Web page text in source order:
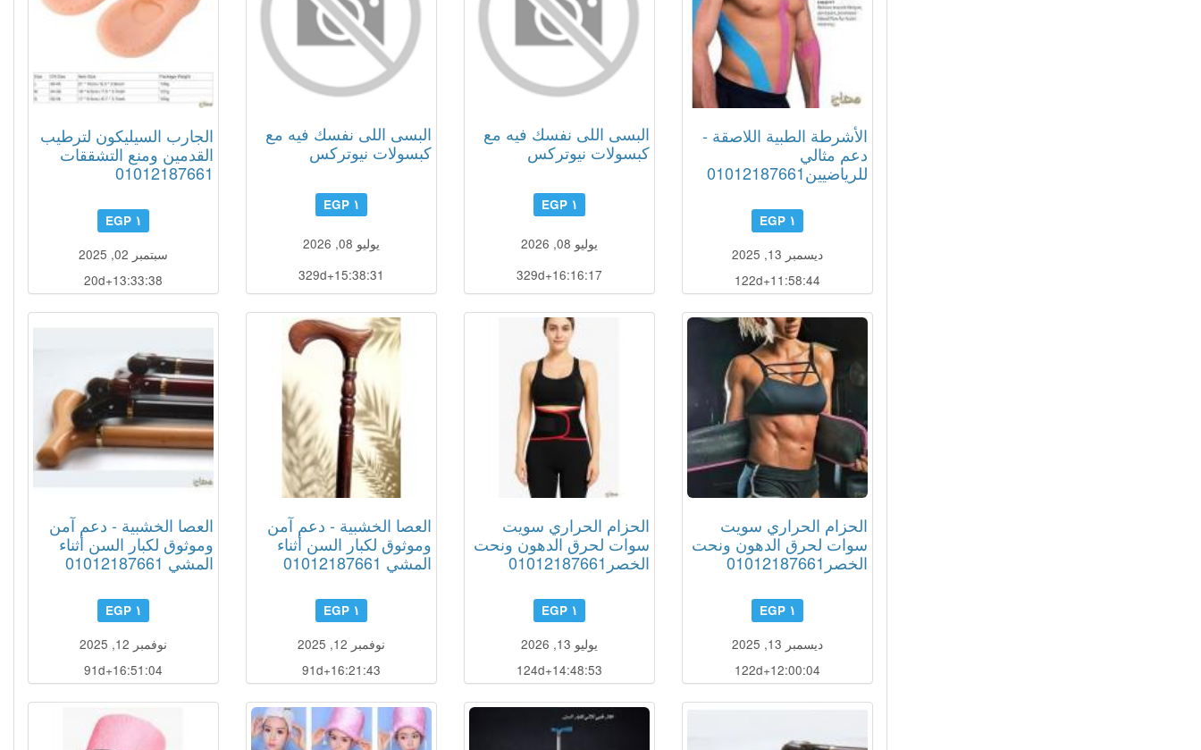
الأشرطة الطبية اللاصقة -
دعم مثالي
للرياضيين01012187661
١ EGP
ديسمبر 13, 2025
122d+11:58:43
البسى اللى نفسك فيه مع
كبسولات نيوتركس
١ EGP
يوليو 08, 2026
329d+16:16:16
البسى اللى نفسك فيه مع
كبسولات نيوتركس
١ EGP
يوليو 08, 2026
329d+15:38:30
الجارب السيليكون لترطيب
القدمين ومنع التشققات
01012187661
١ EGP
سبتمبر 02, 2025
20d+13:33:37
الحزام الحراري سويت
سوات لحرق الدهون ونحت
الخصر01012187661
١ EGP
ديسمبر 13, 2025
122d+12:00:03
الحزام الحراري سويت
سوات لحرق الدهون ونحت
الخصر01012187661
١ EGP
يوليو 13, 2026
124d+14:48:52
العصا الخشبية - دعم آمن
وموثوق لكبار السن أثناء
المشي 01012187661
١ EGP
نوفمبر 12, 2025
91d+16:21:42
العصا الخشبية - دعم آمن
وموثوق لكبار السن أثناء
المشي 01012187661
١ EGP
نوفمبر 12, 2025
91d+16:51:03